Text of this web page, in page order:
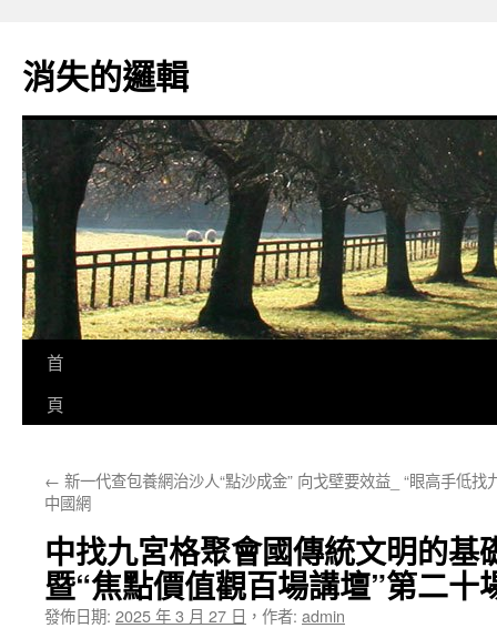
主
要
消失的邏輯
首
頁
← 新一代查包養網治沙人“點沙成金” 向戈壁要效益_
中國網
“眼高手低找
中找九宮格聚會國傳統文明的基
暨“焦點價值觀百場講壇”第二十
發佈日期: 2025 年 3 月 27 日 ， 作者: admin